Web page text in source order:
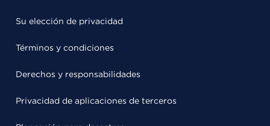
Su elección de privacidad
Términos y condiciones
Derechos y responsabilidades
Privacidad de aplicaciones de terceros